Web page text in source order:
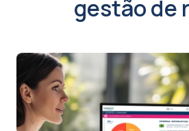
gestão de